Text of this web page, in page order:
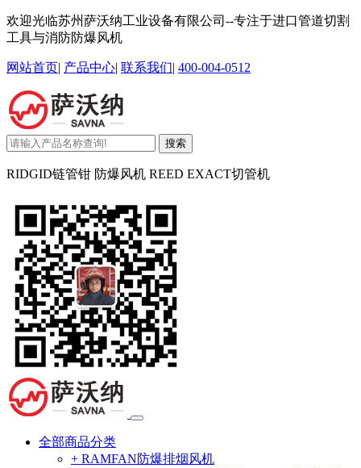
欢迎光临苏州萨沃纳工业设备有限公司--专注于进口管道切割
工具与消防防爆风机
网站首页| 产品中心| 联系我们| 400-004-0512
搜索
RIDGID链管钳 防爆风机 REED EXACT切管机
全部商品分类
+ RAMFAN防爆排烟风机